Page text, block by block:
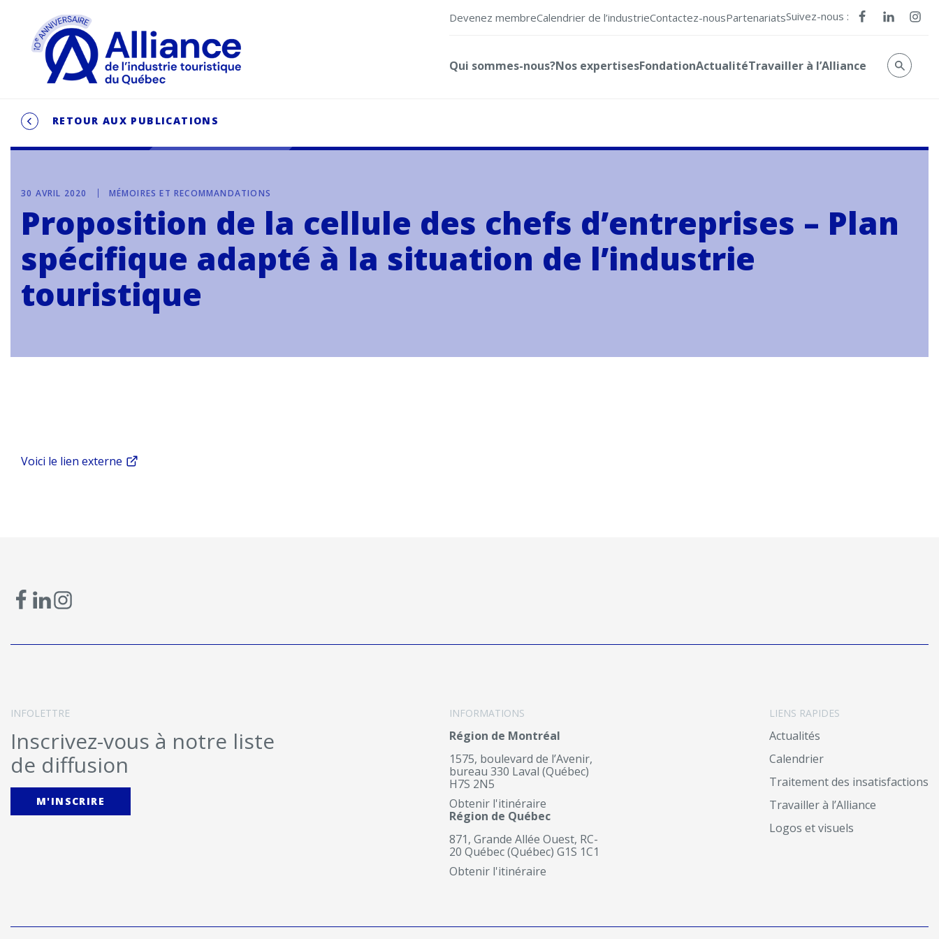
Devenez membreCalendrier de l’industrieContactez-nousPartenariatsSuivez-nous :
Qui sommes-nous?Nos expertisesFondationActualitéTravailler à l’Alliance
RETOUR AUX PUBLICATIONS
30 AVRIL 2020 MÉMOIRES ET RECOMMANDATIONS
Proposition de la cellule des chefs d’entreprises – Plan
spécifique adapté à la situation de l’industrie
touristique
Voici le lien externe
INFOLETTRE
Inscrivez-vous à notre liste
de diffusion
M'INSCRIRE
INFORMATIONS
Région de Montréal
1575, boulevard de l’Avenir,
bureau 330 Laval (Québec)
H7S 2N5
Obtenir l'itinéraire
Région de Québec
871, Grande Allée Ouest, RC-
20 Québec (Québec) G1S 1C1
Obtenir l'itinéraire
LIENS RAPIDES
Actualités
Calendrier
Traitement des insatisfactions
Travailler à l’Alliance
Logos et visuels